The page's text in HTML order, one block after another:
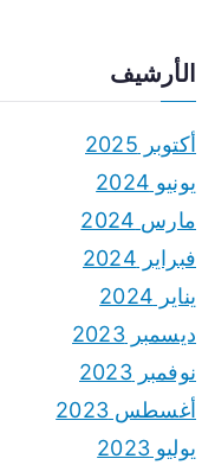
الأرشيف
أكتوبر 2025
يونيو 2024
مارس 2024
فبراير 2024
يناير 2024
ديسمبر 2023
نوفمبر 2023
أغسطس 2023
يوليو 2023